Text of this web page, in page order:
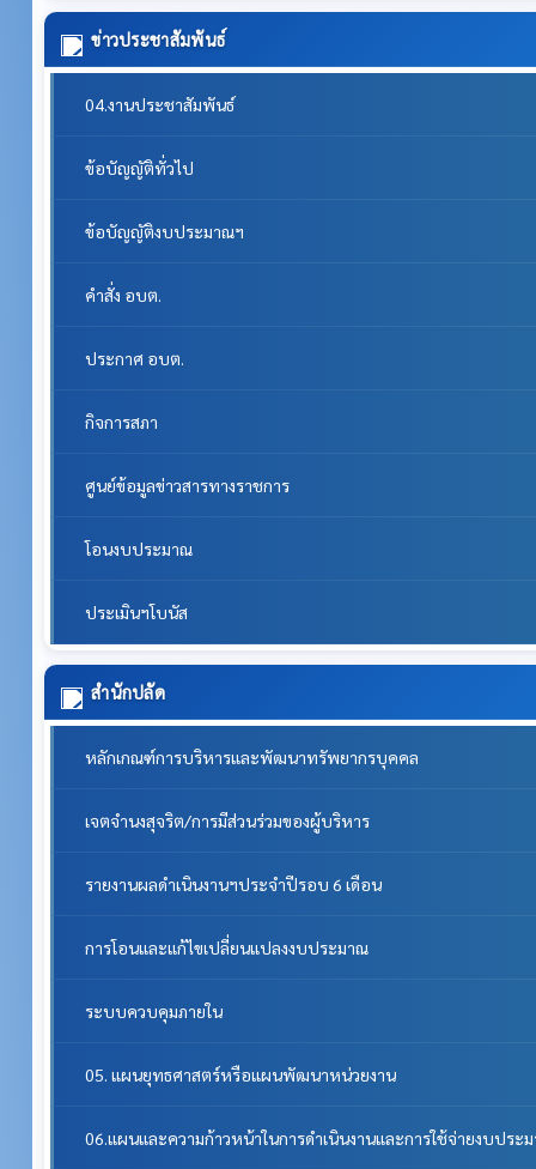
ข่าวประชาสัมพันธ์
04.งานประชาสัมพันธ์
ข้อบัญญัติทั่วไป
ข้อบัญญัติงบประมาณฯ
คำสั่ง อบต.
ประกาศ อบต.
กิจการสภา
ศูนย์ข้อมูลข่าวสารทางราชการ
โอนงบประมาณ
ประเมินฯโบนัส
สำนักปลัด
หลักเกณฑ์การบริหารและพัฒนาทรัพยากรบุคคล
เจตจำนงสุจริต/การมีส่วนร่วมของผู้บริหาร
รายงานผลดำเนินงานฯประจำปีรอบ 6 เดือน
การโอนและแก้ไขเปลี่ยนแปลงงบประมาณ
ระบบควบคุมภายใน
05. แผนยุทธศาสตร์หรือแผนพัฒนาหน่วยงาน
06.แผนและความก้าวหน้าในการดำเนินงานและการใช้จ่ายงบปร